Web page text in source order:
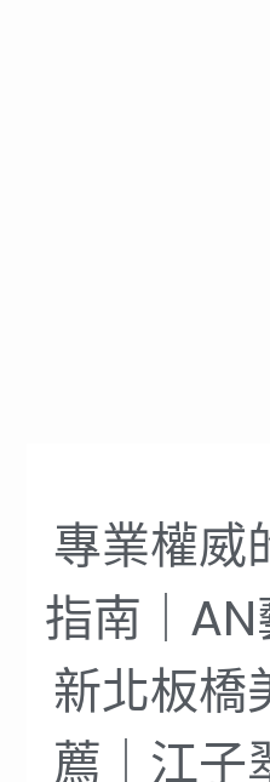
專業權威
指南｜AN
新北板橋
薦｜江子